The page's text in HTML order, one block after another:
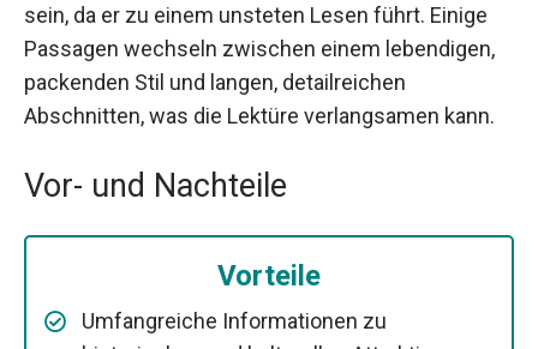
sein, da er zu einem unsteten Lesen führt. Einige
Passagen wechseln zwischen einem lebendigen,
packenden Stil und langen, detailreichen
Abschnitten, was die Lektüre verlangsamen kann.
Vor- und Nachteile
Vorteile
Umfangreiche Informationen zu